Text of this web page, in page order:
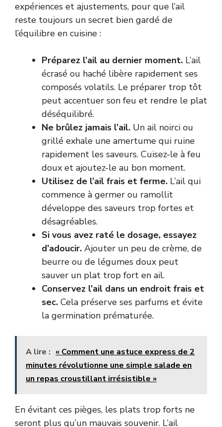
expériences et ajustements, pour que l’ail
reste toujours un secret bien gardé de
l’équilibre en cuisine :
Préparez l’ail au dernier moment. L’ail
écrasé ou haché libère rapidement ses
composés volatils. Le préparer trop tôt
peut accentuer son feu et rendre le plat
déséquilibré.
Ne brûlez jamais l’ail. Un ail noirci ou
grillé exhale une amertume qui ruine
rapidement les saveurs. Cuisez-le à feu
doux et ajoutez-le au bon moment.
Utilisez de l’ail frais et ferme. L’ail qui
commence à germer ou ramollit
développe des saveurs trop fortes et
désagréables.
Si vous avez raté le dosage, essayez
d’adoucir. Ajouter un peu de crème, de
beurre ou de légumes doux peut
sauver un plat trop fort en ail.
Conservez l’ail dans un endroit frais et
sec. Cela préserve ses parfums et évite
la germination prématurée.
A lire : « Comment une astuce express de 2
minutes révolutionne une simple salade en
un repas croustillant irrésistible »
En évitant ces pièges, les plats trop forts ne
seront plus qu’un mauvais souvenir. L’ail